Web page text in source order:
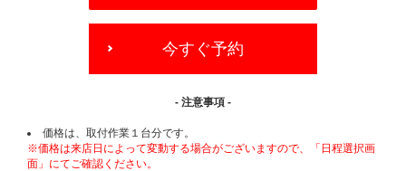
OPTIONS
今すぐ予約
- 注意事項 -
価格は、取付作業１台分です。
※価格は来店日によって変動する場合がございますので、「日程選択画
面」にてご確認ください。